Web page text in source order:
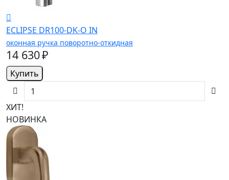
ECLIPSE DR100-DK-O IN
оконная ручка поворотно-откидная
14 630 ₽
Купить
ХИТ!
НОВИНКА